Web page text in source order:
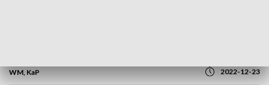
WM, KaP 2022-12-23